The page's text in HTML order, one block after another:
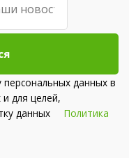
персональных данных в
для целей,
данных Политика